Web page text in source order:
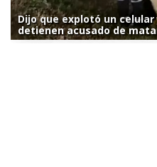
Dijo que explotó un
detienen acusado de